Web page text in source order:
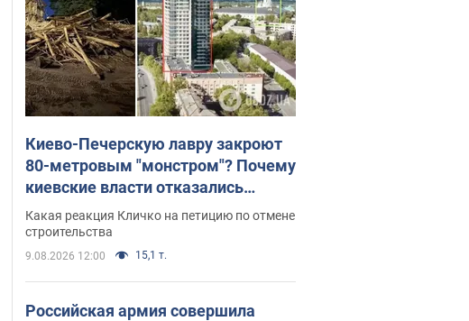
Киево-Печерскую лавру закроют
80-метровым "монстром"? Почему
киевские власти отказались
остановить строительство
небоскреба "московского
верующего"
Какая реакция Кличко на петицию по отмене
строительства
9.08.2026 12:00 15,1 т.
Российская армия совершила